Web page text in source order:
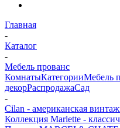
Главная
-
Каталог
-
Мебель прованс
КомнатыКатегорииМебель
декорРаспродажаСад
-
Cilan - американская
Коллекция Marlette -